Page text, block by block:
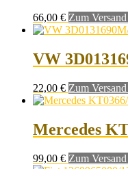
66,00 € Zum
VW
22,00 € Zum
Mercedes
99,00 € Zum